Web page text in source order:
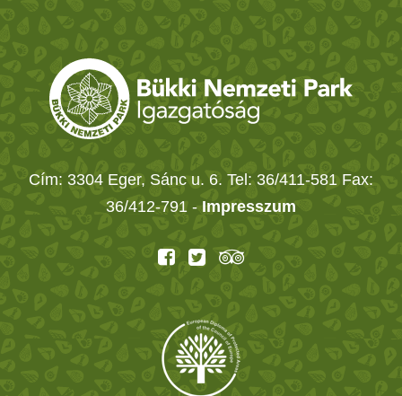
Cím: 3304 Eger, Sánc u. 6. Tel: 36/411-581 Fax:
36/412-791 - Impresszum